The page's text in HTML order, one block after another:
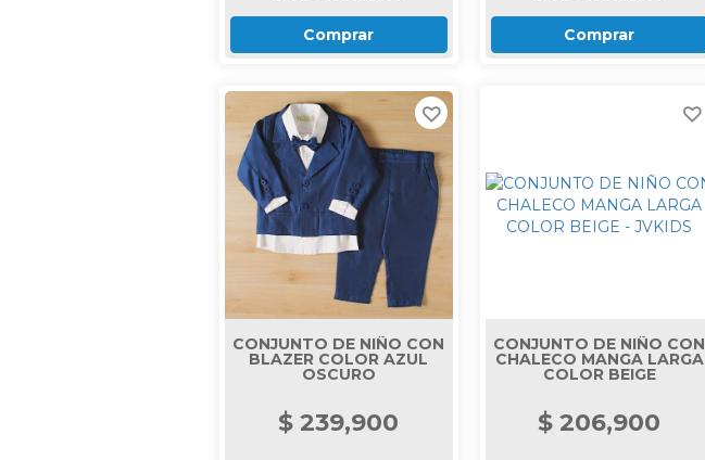
Comprar Comprar
CONJUNTO DE NIÑO CON
BLAZER COLOR AZUL
OSCURO
$ 239,900
CONJUNTO DE NIÑO CON
CHALECO MANGA LARGA
COLOR BEIGE
$ 206,900